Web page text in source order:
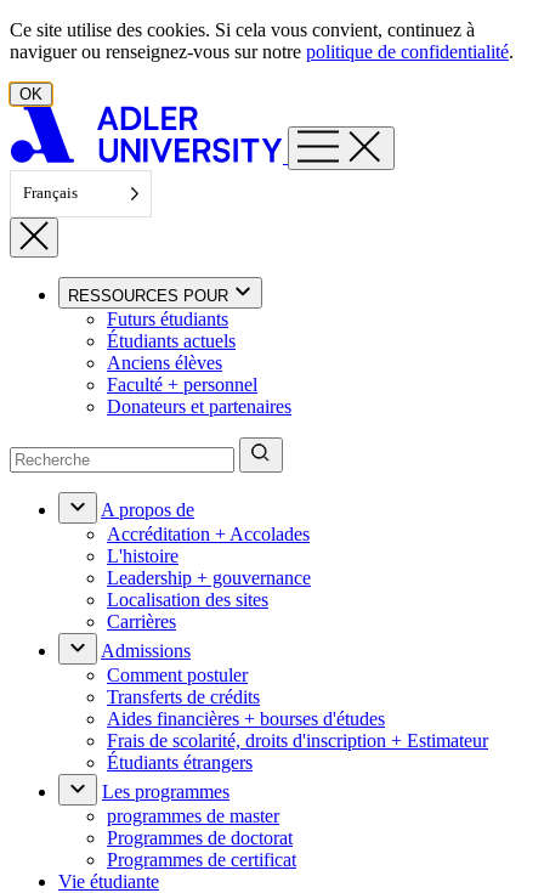
Aller au contenu
Ce site utilise des cookies. Si cela vous convient, continuez à
naviguer ou renseignez-vous sur notre politique de confidentialité.
OK
Français
RESSOURCES POUR
Futurs étudiants
Étudiants actuels
Anciens élèves
Faculté + personnel
Donateurs et partenaires
A propos de
Accréditation + Accolades
L'histoire
Leadership + gouvernance
Localisation des sites
Carrières
Admissions
Comment postuler
Transferts de crédits
Aides financières + bourses d'études
Frais de scolarité, droits d'inscription + Estimateur
Étudiants étrangers
Les programmes
programmes de master
Programmes de doctorat
Programmes de certificat
Vie étudiante